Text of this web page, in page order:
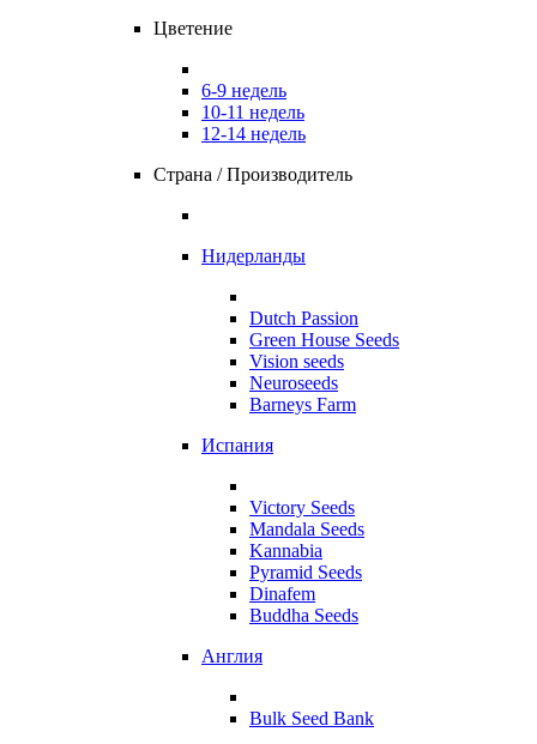
Цветение
6-9 недель
10-11 недель
12-14 недель
Страна / Производитель
Нидерланды
Dutch Passion
Green House Seeds
Vision seeds
Neuroseeds
Barneys Farm
Испания
Victory Seeds
Mandala Seeds
Kannabia
Pyramid Seeds
Dinafem
Buddha Seeds
Англия
Bulk Seed Bank